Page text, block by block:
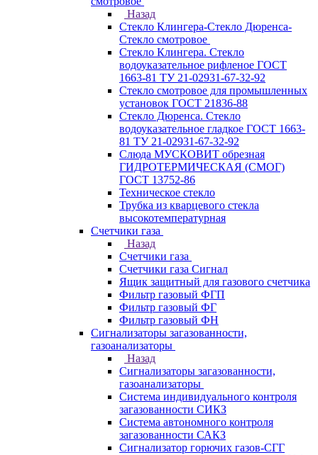
Назад
Стекло Клингера-Стекло Дюренса-
Стекло смотровое
Стекло Клингера. Стекло
водоуказательное рифленое ГОСТ
1663-81 ТУ 21-02931-67-32-92
Стекло смотровое для промышленных
установок ГОСТ 21836-88
Стекло Дюренса. Стекло
водоуказательное гладкое ГОСТ 1663-
81 ТУ 21-02931-67-32-92
Слюда МУСКОВИТ обрезная
ГИДРОТЕРМИЧЕСКАЯ (СМОГ)
ГОСТ 13752-86
Техническое стекло
Трубка из кварцевого стекла
высокотемпературная
Счетчики газа
Назад
Счетчики газа
Счетчики газа Сигнал
Ящик защитный для газового счетчика
Фильтр газовый ФГП
Фильтр газовый ФГ
Фильтр газовый ФН
Сигнализаторы загазованности,
газоанализаторы
Назад
Сигнализаторы загазованности,
газоанализаторы
Система индивидуального контроля
загазованности СИКЗ
Система автономного контроля
загазованности САКЗ
Сигнализатор горючих газов-СГГ